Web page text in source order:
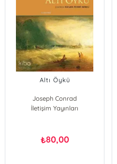
Altı Öykü
Joseph Conrad
İletişim Yayınları
₺80,00